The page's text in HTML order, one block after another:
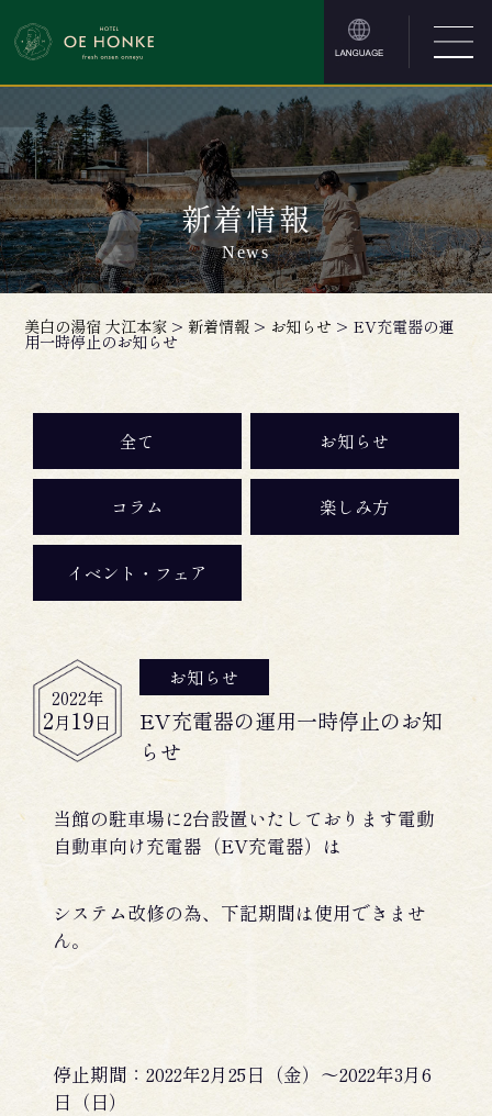
新着情報
News
美白の湯宿 大江本家 > 新着情報 > お知らせ > EV充電器の運
用一時停止のお知らせ
全て お知らせ
コラム 楽しみ方
イベント・フェア
2022年
2月19日
お知らせ
EV充電器の運用一時停止のお知
らせ
当館の駐車場に2台設置いたしております電動
自動車向け充電器（EV充電器）は
システム改修の為、下記期間は使用できませ
ん。
停止期間：2022年2月25日（金）～2022年3月6
日（日）